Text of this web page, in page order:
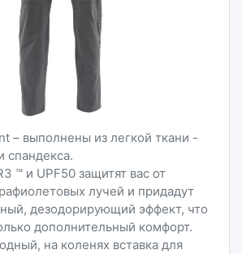
– выполнены из легкой ткани -
спандекса.
™ и UPF50 защитят вас от
лучей и придадут
дезодорирующий эффект, что
дополнительный комфорт.
на коленях вставка для